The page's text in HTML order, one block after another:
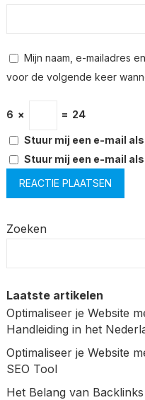
Mijn naam, e-mailadres
voor de volgende keer
6 × = 24
Stuur mij een e-mail
Stuur mij een e-mail
Zoeken
Laatste artikelen
Optimaliseer je Website
Handleiding in het
Optimaliseer je Website
SEO Tool
Het Belang van